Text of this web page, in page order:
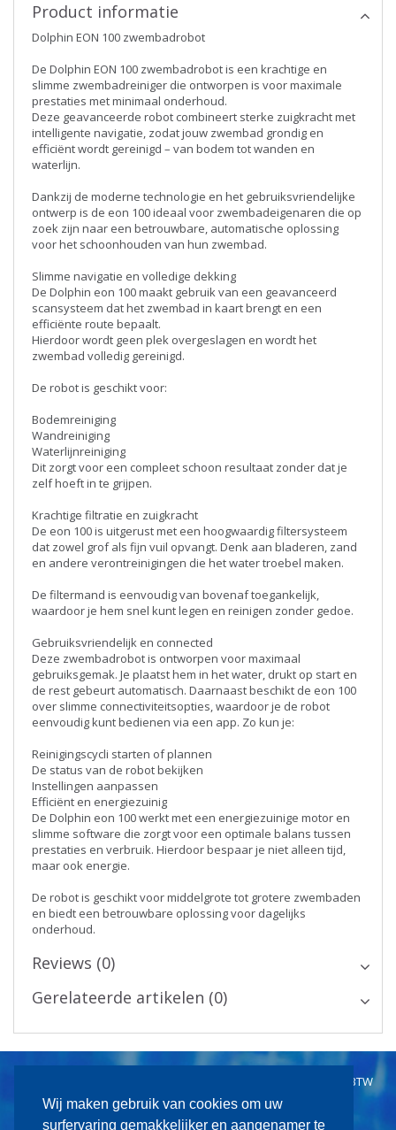
Wij maken gebruik van cookies om uw
surfervaring gemakkelijker en aangenamer te
Product informatie
Dolphin EON 100 zwembadrobot
De Dolphin EON 100 zwembadrobot is een krachtige en
slimme zwembadreiniger die ontworpen is voor maximale
prestaties met minimaal onderhoud.
Deze geavanceerde robot combineert sterke zuigkracht met
intelligente navigatie, zodat jouw zwembad grondig en
efficiënt wordt gereinigd – van bodem tot wanden en
waterlijn.
Dankzij de moderne technologie en het gebruiksvriendelijke
ontwerp is de eon 100 ideaal voor zwembadeigenaren die op
zoek zijn naar een betrouwbare, automatische oplossing
voor het schoonhouden van hun zwembad.
Slimme navigatie en volledige dekking
De Dolphin eon 100 maakt gebruik van een geavanceerd
scansysteem dat het zwembad in kaart brengt en een
efficiënte route bepaalt.
Hierdoor wordt geen plek overgeslagen en wordt het
zwembad volledig gereinigd.
De robot is geschikt voor:
Bodemreiniging
Wandreiniging
Waterlijnreiniging
Dit zorgt voor een compleet schoon resultaat zonder dat je
zelf hoeft in te grijpen.
Krachtige filtratie en zuigkracht
De eon 100 is uitgerust met een hoogwaardig filtersysteem
dat zowel grof als fijn vuil opvangt. Denk aan bladeren, zand
en andere verontreinigingen die het water troebel maken.
De filtermand is eenvoudig van bovenaf toegankelijk,
waardoor je hem snel kunt legen en reinigen zonder gedoe.
Gebruiksvriendelijk en connected
Deze zwembadrobot is ontworpen voor maximaal
gebruiksgemak. Je plaatst hem in het water, drukt op start en
de rest gebeurt automatisch. Daarnaast beschikt de eon 100
over slimme connectiviteitsopties, waardoor je de robot
eenvoudig kunt bedienen via een app. Zo kun je:
Reinigingscycli starten of plannen
De status van de robot bekijken
Instellingen aanpassen
Efficiënt en energiezuinig
De Dolphin eon 100 werkt met een energiezuinige motor en
slimme software die zorgt voor een optimale balans tussen
prestaties en verbruik. Hierdoor bespaar je niet alleen tijd,
maar ook energie.
De robot is geschikt voor middelgrote tot grotere zwembaden
en biedt een betrouwbare oplossing voor dagelijks
onderhoud.
Reviews (0)
Gerelateerde artikelen (0)
2026 PoolShop.be, alle aangeduide prijzen inclusief BTW
Jones & Lionnels NV - BTW BE 0471.105.046